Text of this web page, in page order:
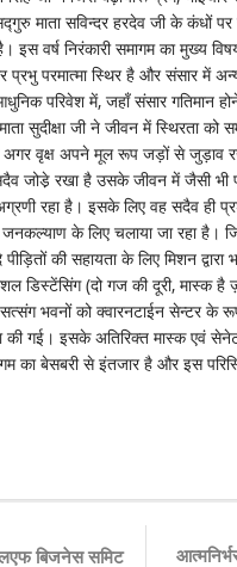
माता सविन्दर हरदेव जी के कंधों पर
वर्ष निरंकारी समागम का मुख्य
परमात्मा स्थिर है और संसार में
परिवेश में, जहाँ संसार गतिमान
सुदीक्षा जी ने जीवन में स्थिरता को
वृक्ष अपने मूल रूप जड़ों से जुड़ाव
जोडे़ रखा है उसके जीवन में जैसी भी
रहा है। इसके लिए वह सदैव ही
के लिए चलाया जा रहा है।
की सहायता के लिए मिशन द्वारा
सोशल डिस्टेंसिंग (दो गज की दूरी,
भवनों को क्वारनटाईन सेन्टर के
गई। इसके अतिरिक्त मास्क एवं
बेसबरी से इंतजार है और इस
बिजनेस समिट